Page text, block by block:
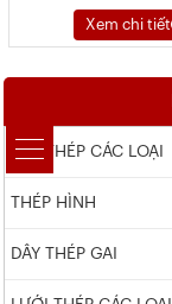
Xem chi tiết
DÂY THÉP CÁC LOẠI
THÉP HÌNH
DÂY THÉP GAI